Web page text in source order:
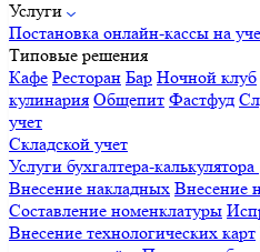
Услуги
Постановка онлайн-кассы на
Типовые решения
Кафе Ресторан Бар Ночной клуб
кулинария Общепит Фастфуд
учет
Складской учет
Услуги бухгалтера-калькулятора
Внесение накладных Внесение
Составление номенклатуры
Внесение технологических карт